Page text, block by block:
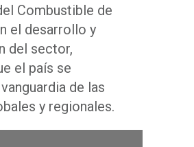
Combustible de
el desarrollo y
del sector,
el país se
de las
y regionales.